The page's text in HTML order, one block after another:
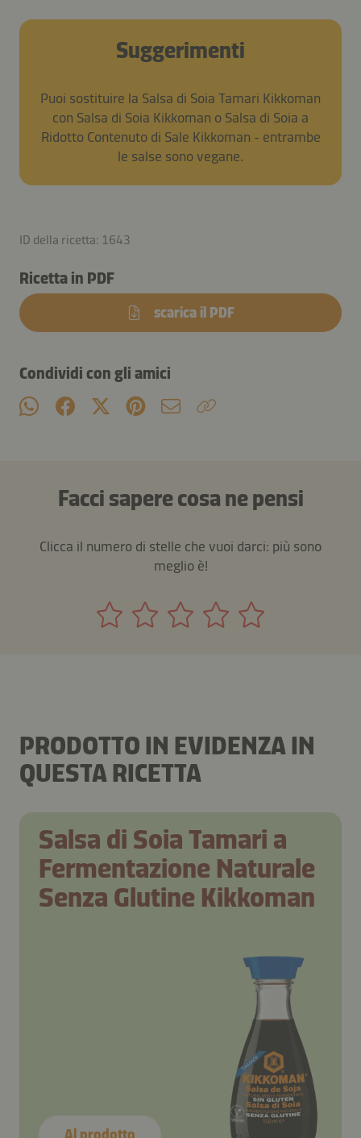
Suggerimenti
Puoi sostituire la Salsa di Soia Tamari Kikkoman
con Salsa di Soia Kikkoman o Salsa di Soia a
Ridotto Contenuto di Sale Kikkoman - entrambe
le salse sono vegane.
ID della ricetta: 1643
Ricetta in PDF
scarica il PDF
Condividi con gli amici
Facci sapere cosa ne pensi
Clicca il numero di stelle che vuoi darci: più sono
meglio è!
PRODOTTO IN EVIDENZA IN
QUESTA RICETTA
Salsa di Soia Tamari a
Fermentazione Naturale
Senza Glutine Kikkoman